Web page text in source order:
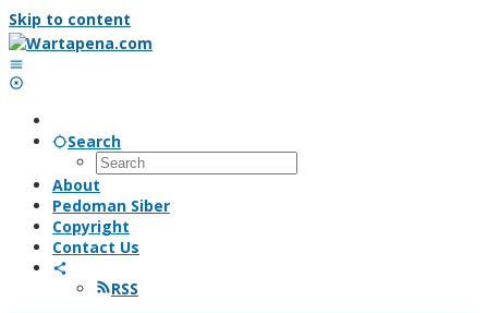
Skip to content
Search
About
Pedoman Siber
Copyright
Contact Us
RSS